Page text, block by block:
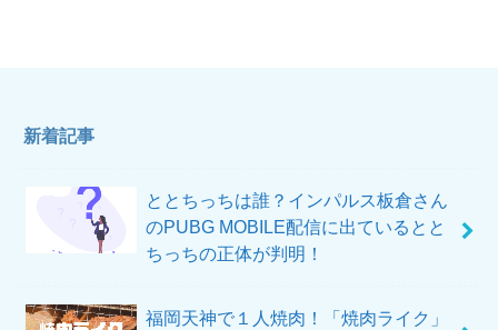
新着記事
ととちっちは誰？インパルス板倉さん
のPUBG MOBILE配信に出ているとと
ちっちの正体が判明！
福岡天神で１人焼肉！「焼肉ライク」